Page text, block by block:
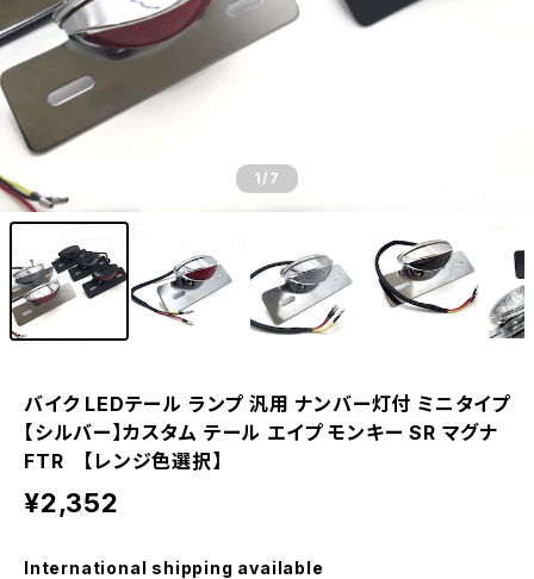
1 /7
バイク LEDテール ランプ 汎用 ナンバー灯付 ミニタイプ
【シルバー】カスタム テール エイプ モンキー SR マグナ
FTR 【レンジ色選択】
¥2,352
International shipping available